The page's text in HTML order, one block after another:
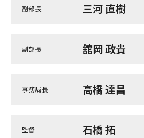
副部長 三河 直樹
副部長 舘岡 政貴
事務局長 高橋 達昌
監督 石橋 拓